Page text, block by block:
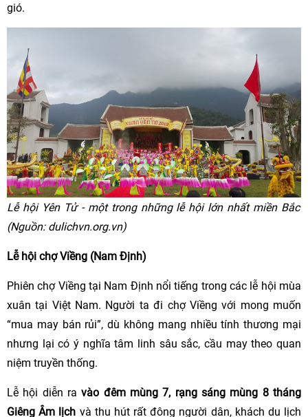
gió.
Lễ hội Yên Tử - một trong những lễ hội lớn nhất miền Bắc
(Nguồn: dulichvn.org.vn)
Lễ hội chợ Viềng (Nam Định)
Phiên chợ Viềng tại Nam Định nổi tiếng trong các lễ hội mùa
xuân tại Việt Nam. Người ta đi chợ Viềng với mong muốn
“mua may bán rủi”, dù không mang nhiều tính thương mại
nhưng lại có ý nghĩa tâm linh sâu sắc, cầu may theo quan
niệm truyền thống.
Lễ hội diễn ravào đêm mùng 7, rạng sáng mùng 8 tháng
Giêng Âm lịch và thu hút rất đông người dân, khách du lịch